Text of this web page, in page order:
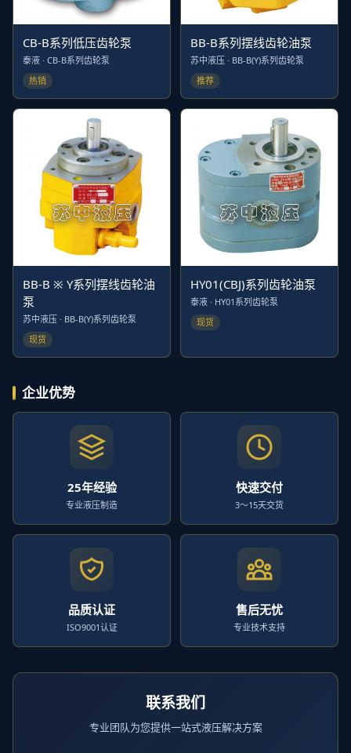
CB-B系列低压齿轮泵
泰液 · CB-B系列齿轮泵
热销
BB-B系列摆线齿轮油泵
苏中液压 · BB-B(Y)系列齿轮泵
推荐
BB-B ※ Y系列摆线齿轮油
泵
苏中液压 · BB-B(Y)系列齿轮泵
现货
HY01(CBJ)系列齿轮油泵
泰液 · HY01系列齿轮泵
现货
企业优势
25年经验
专业液压制造
快速交付
3～15天交货
品质认证
ISO9001认证
售后无忧
专业技术支持
联系我们
专业团队为您提供一站式液压解决方案